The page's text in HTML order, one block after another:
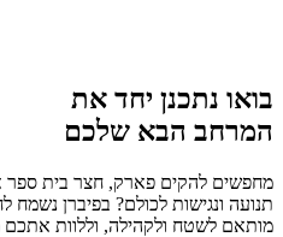
בואו נתכנן יחד את
המרחב הבא שלכם
מחפשים להקים פארק, חצר בית ספר
תנועה ונגישות לכולם? בפיברן
מותאם לשטח ולקהילה, וללוות